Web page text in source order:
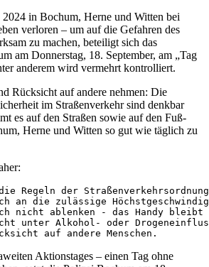
in Bochum, Herne und Witten bei
verloren – um auf die Gefahren des
zu machen, beteiligt sich das
am Donnerstag, 18. September, am „Tag
anderem wird vermehrt kontrolliert.
Rücksicht auf andere nehmen: Die
im Straßenverkehr sind denkbar
es auf den Straßen sowie auf den Fuß-
Herne und Witten so gut wie täglich zu
Regeln der
an die zulässige
nicht ablenken - das Handy bleibt
unter Alkohol- oder
auf andere Menschen.
Aktionstages – einen Tag ohne